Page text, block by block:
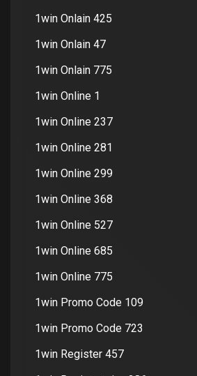
1win Onlain 425
1win Onlain 47
1win Onlain 775
1win Online 1
1win Online 237
1win Online 281
1win Online 299
1win Online 368
1win Online 527
1win Online 685
1win Online 775
1win Promo Code 109
1win Promo Code 723
1win Register 457